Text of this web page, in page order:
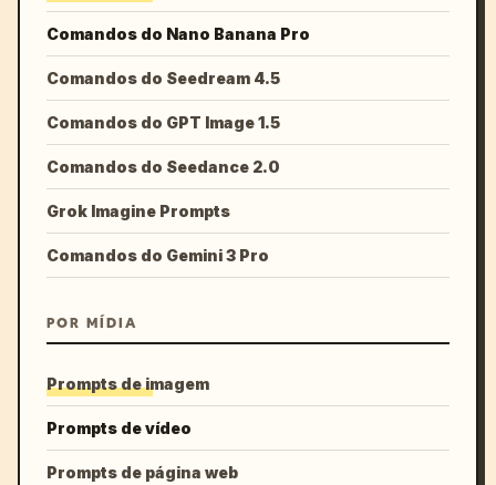
Comandos do Nano Banana Pro
Comandos do Seedream 4.5
Comandos do GPT Image 1.5
Comandos do Seedance 2.0
Grok Imagine Prompts
Comandos do Gemini 3 Pro
POR MÍDIA
Prompts de imagem
Prompts de vídeo
Prompts de página web